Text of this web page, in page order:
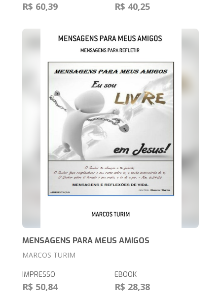
R$ 60,39 R$ 40,25
MENSAGENS PARA MEUS AMIGOS
MARCOS TURIM
IMPRESSO
R$ 50,84
EBOOK
R$ 28,38